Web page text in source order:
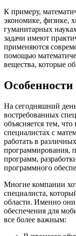
К примеру,
экономике, физике,
гуманитарных
задачи имеют
применяются
помощью
вещества, которые
На сегодняшний
востребованных
объясняется тем,
специалистах с
работать в
программирования,
программ,
программного
Многие компании
специалиста,
области. Именно они
обеспечения для
все более важным: